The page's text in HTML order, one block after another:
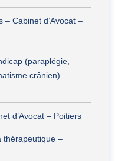
– Cabinet d’Avocat –
(paraplégie,
crânien) –
d’Avocat – Poitiers
thérapeutique –